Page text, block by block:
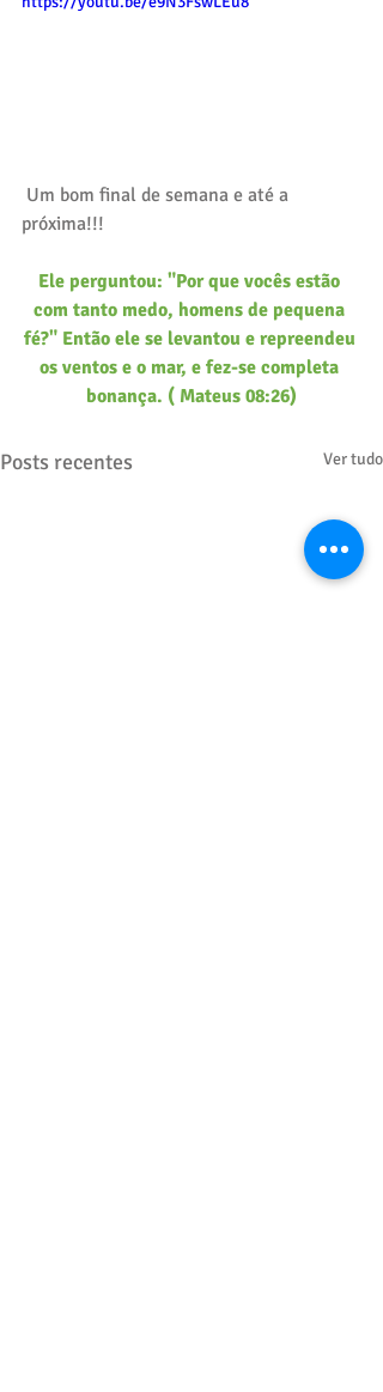
próxima!!!
Ele perguntou: "Por que vocês estão
com tanto medo, homens de pequena
fé?" Então ele se levantou e repreendeu
os ventos e o mar, e fez-se completa
bonança. ( Mateus 08:26)
Posts recentes Ver tudo